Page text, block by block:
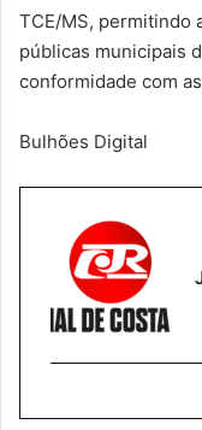
TCE/MS, permitindo
públicas municipais
conformidade com
Bulhões Digital